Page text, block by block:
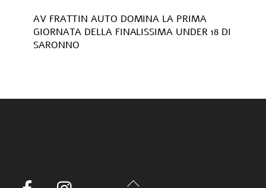
AV FRATTIN AUTO DOMINA LA PRIMA
GIORNATA DELLA FINALISSIMA UNDER 18 DI
SARONNO
Back
Facebook